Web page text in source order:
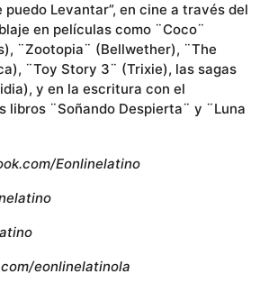
puedo Levantar”, en cine a través del
en películas como ¨Coco¨
¨Zootopia¨ (Bellwether), ¨The
¨Toy Story 3¨ (Trixie), las sagas
y en la escritura con el
libros ¨Soñando Despierta¨ y ¨Luna
Eonlinelatino
eonlinelatinola